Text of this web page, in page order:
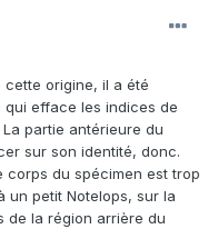
cette origine, il a été
efface les indices de
partie antérieure du
sur son identité, donc.
corps du spécimen est trop
un petit Notelops, sur la
de la région arrière du